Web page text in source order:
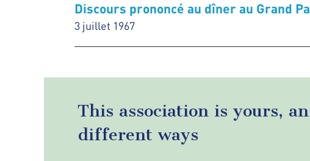
Discours prononcé au dîner au Grand
3 juillet 1967
This association is yours,
different ways